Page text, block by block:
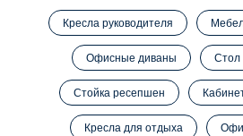
Кресла руководителя
Офисные диваны Стол
Стойка ресепшен
Кресла для отдыха